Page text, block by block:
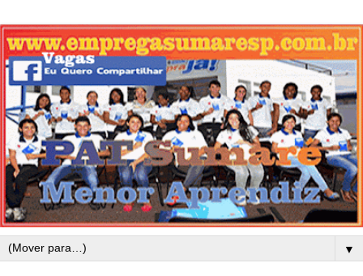
▼